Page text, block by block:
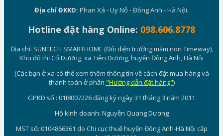
Địa chỉ ĐKKD: Phan Xá - Uy Nỗ - Đông Anh - Hà Nội.
Hotline đặt hàng Online: 098.606.8778
Địa chỉ: SUNTECH SMARTHOME (Đối diện trường mầm non Timeway),
Khu đô thị Cổ Dương, xã Tiên Dương, huyện Đông Anh, Hà Nội
(Các bạn ở xa có thể xem thêm thông tin về cách đặt mua hàng và
thanh toán ở phần "Hướng dẫn đặt hàng")
GPKD số : 01I8007226 đăng ký ngày 31 tháng 3 năm 2011
Hộ kinh doanh: Nguyễn Quang Dương
MST số: 0104866361 do Chi cục thuế huyện Đông Anh-Hà Nội cấp